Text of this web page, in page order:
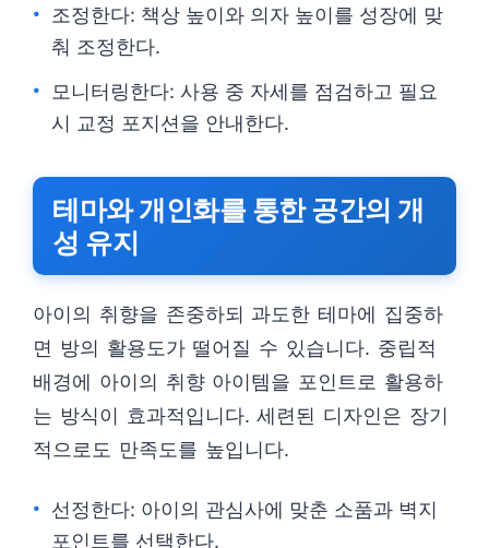
조정한다: 책상 높이와 의자 높이를 성장에 맞
춰 조정한다.
모니터링한다: 사용 중 자세를 점검하고 필요
시 교정 포지션을 안내한다.
테마와 개인화를 통한 공간의 개
성 유지
아이의 취향을 존중하되 과도한 테마에 집중하
면 방의 활용도가 떨어질 수 있습니다. 중립적
배경에 아이의 취향 아이템을 포인트로 활용하
는 방식이 효과적입니다. 세련된 디자인은 장기
적으로도 만족도를 높입니다.
선정한다: 아이의 관심사에 맞춘 소품과 벽지
포인트를 선택한다.